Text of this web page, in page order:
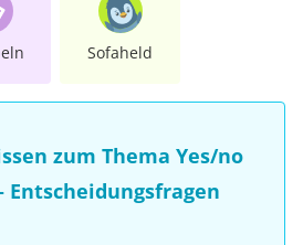
Sofaheld
zum Thema Yes/no
Entscheidungsfragen